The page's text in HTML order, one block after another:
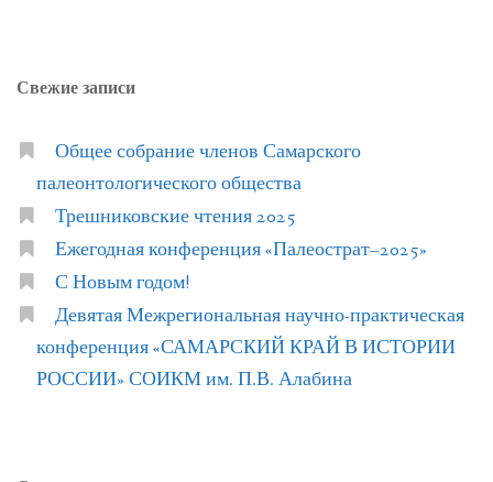
Свежие записи
Общее собрание членов Самарского
палеонтологического общества
Трешниковские чтения 2025
Ежегодная конференция «Палеострат–2025»
С Новым годом!
Девятая Межрегиональная научно-практическая
конференция «САМАРСКИЙ КРАЙ В ИСТОРИИ
РОССИИ» СОИКМ им. П.В. Алабина